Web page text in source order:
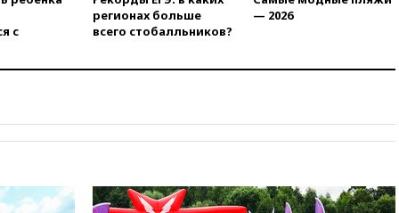
окна 10-го этажа
расследует серию
крупнейший НПЗ Slovnaft
с
регионах больше
всего стобалльников?
— 2026